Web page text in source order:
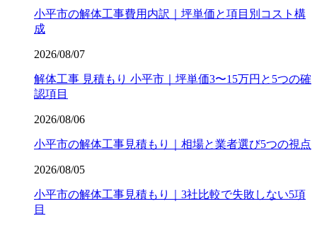
小平市の解体工事費用内訳｜坪単価と項目別コスト構
成
2026/08/07
解体工事 見積もり 小平市｜坪単価3〜15万円と5つの確
認項目
2026/08/06
小平市の解体工事見積もり｜相場と業者選び5つの視点
2026/08/05
小平市の解体工事見積もり｜3社比較で失敗しない5項
目